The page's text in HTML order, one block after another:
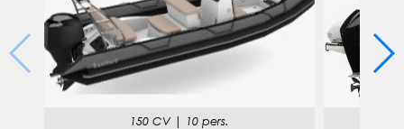
150 CV| 10 pers.